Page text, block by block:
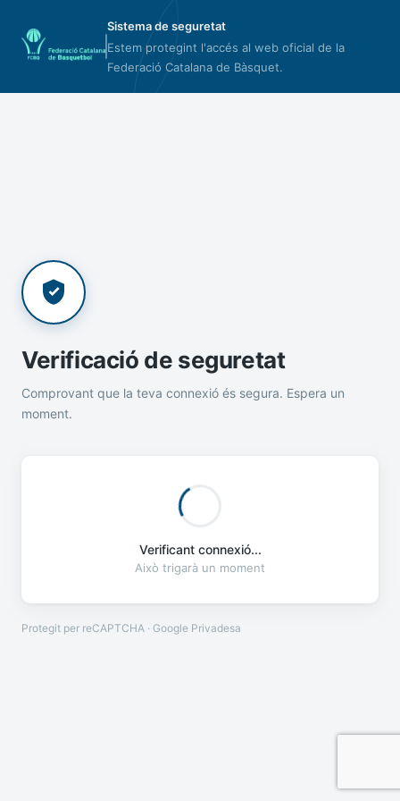
Sistema de seguretat
Estem protegint l'accés al web oficial de la
Federació Catalana de Bàsquet.
Verificació de seguretat
Comprovant que la teva connexió és segura. Espera un
moment.
Verificant connexió...
Això trigarà un moment
Protegit per reCAPTCHA · Google Privadesa